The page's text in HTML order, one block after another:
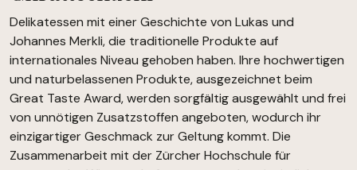
Delikatessen mit einer Geschichte von Lukas und
Johannes Merkli, die traditionelle Produkte auf
internationales Niveau gehoben haben. Ihre hochwertigen
und naturbelassenen Produkte, ausgezeichnet beim
Great Taste Award, werden sorgfältig ausgewählt und frei
von unnötigen Zusatzstoffen angeboten, wodurch ihr
einzigartiger Geschmack zur Geltung kommt. Die
Zusammenarbeit mit der Zürcher Hochschule für